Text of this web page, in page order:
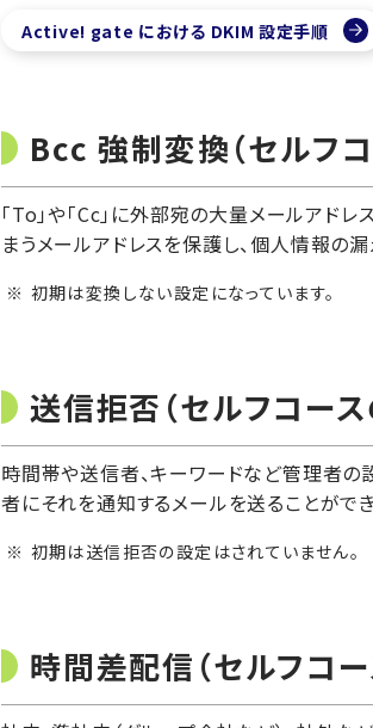
Active! gate における DKIM 設定手順
Bcc 強制変換（セルフコ
「To」や「Cc」に外部宛の大量メールアド
まうメールアドレスを保護し、個人情報の漏
初期は変換しない設定になっています。
送信拒否（セルフコース
時間帯や送信者、キーワードなど管理者の
者にそれを通知するメールを送ることができ
初期は送信拒否の設定はされていません。
時間差配信（セルフコー